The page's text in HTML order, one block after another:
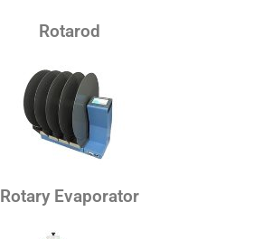
Rotarod
Rotary Evaporator